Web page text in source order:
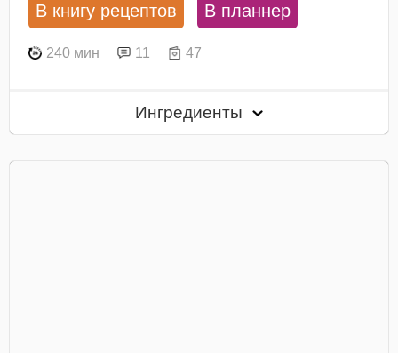
В книгу рецептов В планнер
240 мин 11 47
Ингредиенты